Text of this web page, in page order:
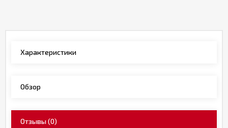
Характеристики
Обзор
Отзывы(0)